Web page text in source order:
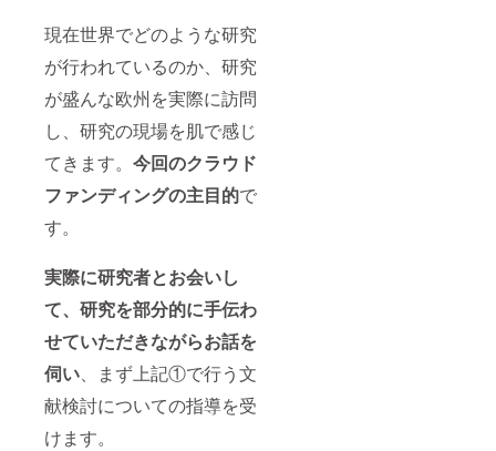
現在世界でどのような研究
が行われているのか、研究
が盛んな欧州を実際に訪問
し、研究の現場を肌で感じ
てきます。 今回のクラウド
ファンディングの主目的で
す。
実際に研究者とお会いし
て、研究を部分的に手伝わ
せていただきながらお話を
伺い、まず上記①で行う文
献検討についての指導を受
けます。